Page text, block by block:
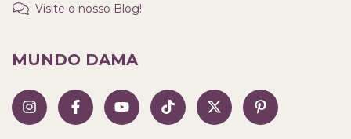
Visite o nosso Blog!
MUNDO DAMA